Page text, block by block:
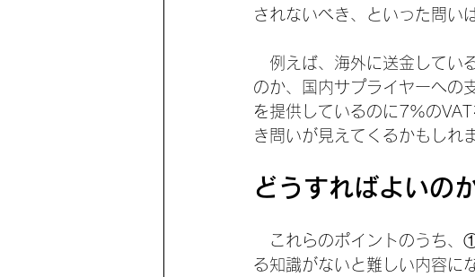
されないべき、といった問い
例えば、海外に送金してい
のか、国内サプライヤーへの
を提供しているのに7%の
き問いが見えてくるかもしれ
どうすればよいの
これらのポイントのうち、
る知識がないと難しい内容に